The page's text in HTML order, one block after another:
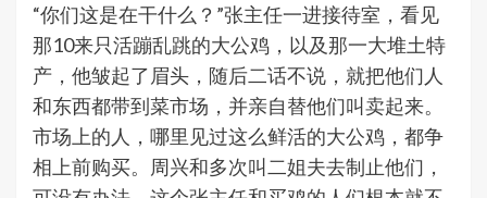
“你们这是在干什么？”张主任一进接待室，看见
那10来只活蹦乱跳的大公鸡，以及那一大堆土特
产，他皱起了眉头，随后二话不说，就把他们人
和东西都带到菜市场，并亲自替他们叫卖起来。
市场上的人，哪里见过这么鲜活的大公鸡，都争
相上前购买。周兴和多次叫二姐夫去制止他们，